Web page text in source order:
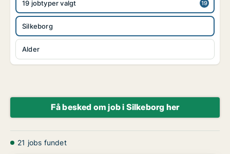
19 jobtyper valgt
Silkeborg
Alder
Få besked om job i Silkeborg her
21 jobs fundet